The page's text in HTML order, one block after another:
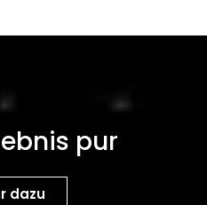
pur
dazu